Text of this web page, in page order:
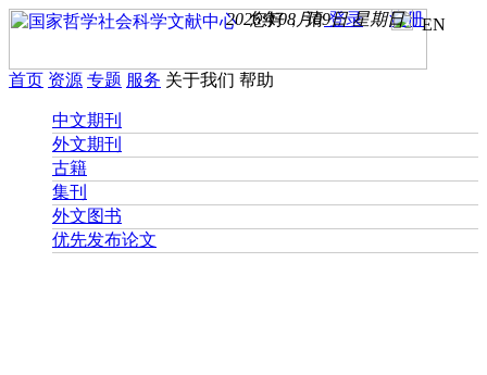
您好， 请登录 注册EN
2026年08月09日 星期日
首页 资源 专题 服务 关于我们 帮助
中文期刊
外文期刊
古籍
集刊
外文图书
优先发布论文